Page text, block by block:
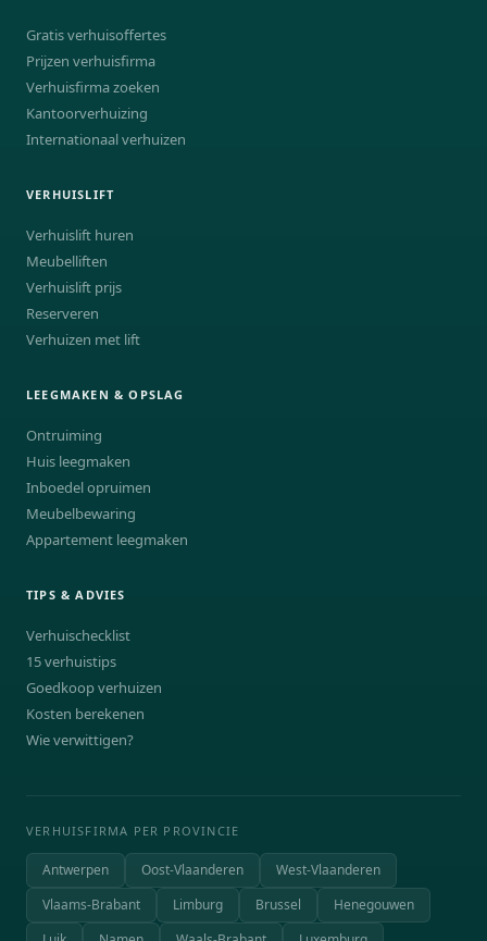
Gratis verhuisoffertes
Prijzen verhuisfirma
Verhuisfirma zoeken
Kantoorverhuizing
Internationaal verhuizen
VERHUISLIFT
Verhuislift huren
Meubelliften
Verhuislift prijs
Reserveren
Verhuizen met lift
LEEGMAKEN & OPSLAG
Ontruiming
Huis leegmaken
Inboedel opruimen
Meubelbewaring
Appartement leegmaken
TIPS & ADVIES
Verhuischecklist
15 verhuistips
Goedkoop verhuizen
Kosten berekenen
Wie verwittigen?
VERHUISFIRMA PER PROVINCIE
Antwerpen Oost-Vlaanderen
West-Vlaanderen
Vlaams-Brabant
Limburg Brussel
Henegouwen